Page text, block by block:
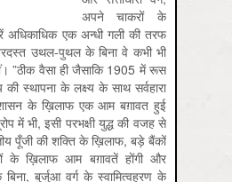
अपने चाकरों के
अधिकाधिक एक अन्‍धी गली की तरफ
उथल-पुथल के बिना वे कभी भी
”ठीक वैसा ही जैसाकि 1905 में रूस
स्थापना के लक्ष्य के साथ सर्वहारा
के ख़िलाफ एक आम बग़ावत हुई
में भी, इसी परभक्षी युद्ध की वजह से
पूँजी की शक्ति के ख़िलाफ, बड़े बैंकों
के ख़िलाफ आम बग़ावतें होंगी और
बुर्जुआ वर्ग के स्वामित्वहरण के